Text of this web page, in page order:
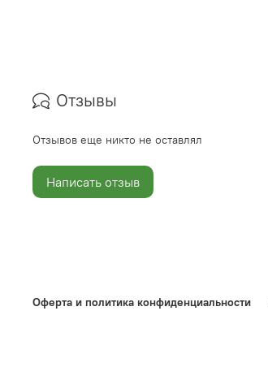
Отзывы
Отзывов еще никто не оставлял
Написать отзыв
Оферта и политика конфиденциальности